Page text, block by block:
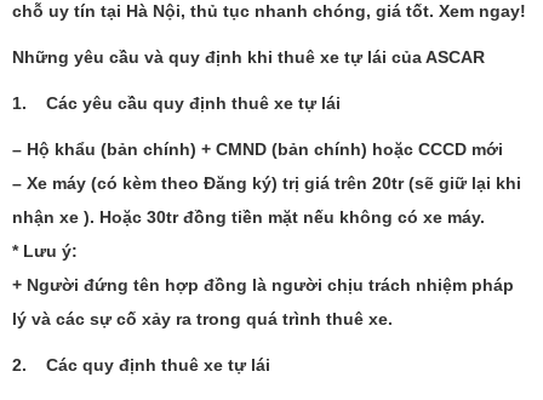
chỗ uy tín tại Hà Nội, thủ tục nhanh chóng, giá tốt. Xem ngay!
Những yêu cầu và quy định khi thuê xe tự lái của ASCAR
1. Các yêu cầu quy định thuê xe tự lái
– Hộ khẩu (bản chính) + CMND (bản chính) hoặc CCCD mới
– Xe máy (có kèm theo Đăng ký) trị giá trên 20tr (sẽ giữ lại khi
nhận xe ). Hoặc 30tr đồng tiền mặt nếu không có xe máy.
* Lưu ý:
+ Người đứng tên hợp đồng là người chịu trách nhiệm pháp
lý và các sự cố xảy ra trong quá trình thuê xe.
2. Các quy định thuê xe tự lái